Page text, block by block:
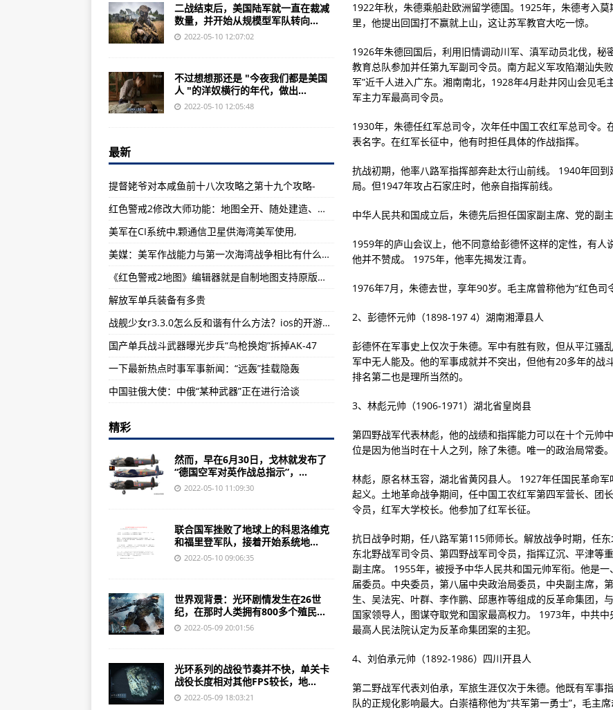
美国枪支泛滥和枪支暴力产生严重后果，可能催生更多的暴力犯罪
Game234问答中心有代表性的问题【无法求解】无法进入求解
《红色警戒2地图》编辑器就是自制地图支持原版红警和尤里的复仇
解放军单兵装备有多贵
德军轰炸机试图截击英国的护航船队时遭到皇家空军攻击
俄媒:巴基斯坦成功使用红旗-16防空导弹系统一战成名
《疯狂亚洲富豪》中饰演帅气富二代的男星亚克拉克
十大元帅解放战争后都担任什么职务?授衔书记华北军区司令员书记
美国在佛罗里达州肯尼迪航天中心发射60颗“星链”卫星送上外太空
中国成功发了一枚东风-41洲际弹道导弹导弹美国全程监控
1922年秋，朱德乘船赴欧洲留学德国。1925年，朱德考入
里，他提出回国打不赢就上山，这让苏军教官大吃一惊。
1926年朱德回国后，利用旧情调动川军、滇军动员北伐，
教育总队参加并任第九军副司令员。南方起义军攻陷潮汕失败
军”近千人进入广东。湘南南北，1928年4月赴井冈山会见
军主力军最高司令员。
1930年，朱德任红军总司令，次年任中国工农红军总司令。
表名字。在红军长征中，他有时担任具体的作战指挥。
抗战初期，他率八路军指挥部奔赴太行山前线。 1940年回
局。但1947年攻占石家庄时，他亲自指挥前线。
中华人民共和国成立后，朱德先后担任国家副主席、党的副
1959年的庐山会议上，他不同意给彭德怀这样的定性，有人
他并不赞成。 1975年，他率先揭发江青。
1976年7月，朱德去世，享年90岁。毛主席曾称他为“红色司
2、彭德怀元帅（1898-197 4）湖南湘潭县人
彭德怀在军事史上仅次于朱德。军中有胜有败，但从平江骚
军中无人能及。他的军事成就并不突出，但他有20多年的战
排名第二也是理所当然的。
3、林彪元帅（1906-1971）湖北省皇岗县
第四野战军代表林彪，他的战绩和指挥能力可以在十个元帅
位是因为他当时在十人之列，除了朱德。唯一的政治局常委。
林彪，原名林玉容，湖北省黄冈县人。 1927年任国民革命
起义。土地革命战争期间，任中国工农红军第四军营长、团
令员，红军大学校长。他参加了红军长征。
抗日战争时期，任八路军第115师师长。解放战争时期，任
东北野战军司令员、第四野战军司令员，指挥辽沉、平津等
副主席。 1955年，被授予中华人民共和国元帅军衔。他是
届委员。中央委员，第八届中央政治局委员，中央副主席，
生、吴法宪、叶群、李作鹏、邱惠祚等组成的反革命集团，
国家领导人，图谋夺取党和国家最高权力。 1973年，中共
最高人民法院认定为反革命集团案的主犯。
4、刘伯承元帅（1892-1986）四川开县人
第二野战军代表刘伯承，军旅生涯仅次于朱德。他既有军事
队的正规化影响最大。白崇禧称他为“共军第一勇士”，毛主
二战结束后，美国陆军就一直在裁减
数量，并开始从规模型军队转向...
2022-05-10 12:07:02
不过想想那还是 "今夜我们都是美国
人 "的洋奴横行的年代，做出...
2022-05-10 12:05:48
最新
提督姥爷对本咸鱼前十八次攻略之第十九个攻略-
红色警戒2修改大师功能：地图全开、随处建造、全图探测
美军在CI系统中,颗通信卫星供海湾美军使用,
美媒：美军作战能力与第一次海湾战争相比有什么不同
《红色警戒2地图》编辑器就是自制地图支持原版红警和尤里的复仇
解放军单兵装备有多贵
战舰少女r3.3.0怎么反和谐有什么方法？ios的开游戏后会
国产单兵战斗武器曝光步兵“鸟枪换炮”拆掉AK-47
一下最新热点时事军事新闻：“远轰”挂载隐轰
中国驻俄大使：中俄“某种武器”正在进行洽谈
精彩
然而，早在6月30日，戈林就发布了
“德国空军对英作战总指示”，...
2022-05-10 11:09:30
联合国军挫败了地球上的科思洛维克
和福里登军队，接着开始系统地...
2022-05-10 09:06:35
世界观背景：光环剧情发生在26世
纪，在那时人类拥有800多个殖民...
2022-05-09 20:01:56
光环系列的战役节奏并不快，单关卡
战役长度相对其他FPS较长，地...
2022-05-09 18:03:21